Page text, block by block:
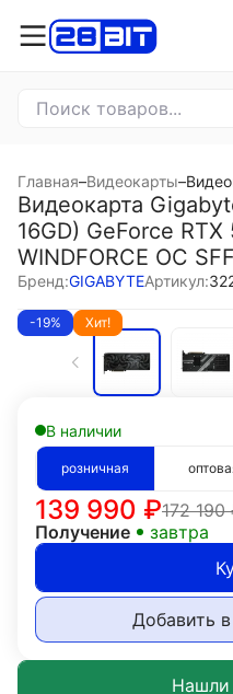
Главная–Видеокарты–
Видеокарта
16GD) GeForce RTX
WINDFORCE OC SFF
Бренд:GIGABYTEАртикул:
-19% Хит!
В наличии
розничная
172 190
139 990 ₽
Получение
завтра
Добавить